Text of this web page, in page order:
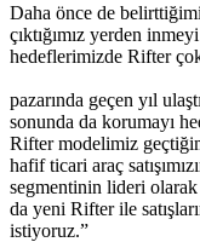
Daha önce de
çıktığımız
hedeflerimizde
Hafif
pazarında geçen yıl
sonunda da korumayı
Rifter modelimiz
hafif ticari araç
segmentinin lideri olarak
da yeni Rifter ile
istiyoruz.”